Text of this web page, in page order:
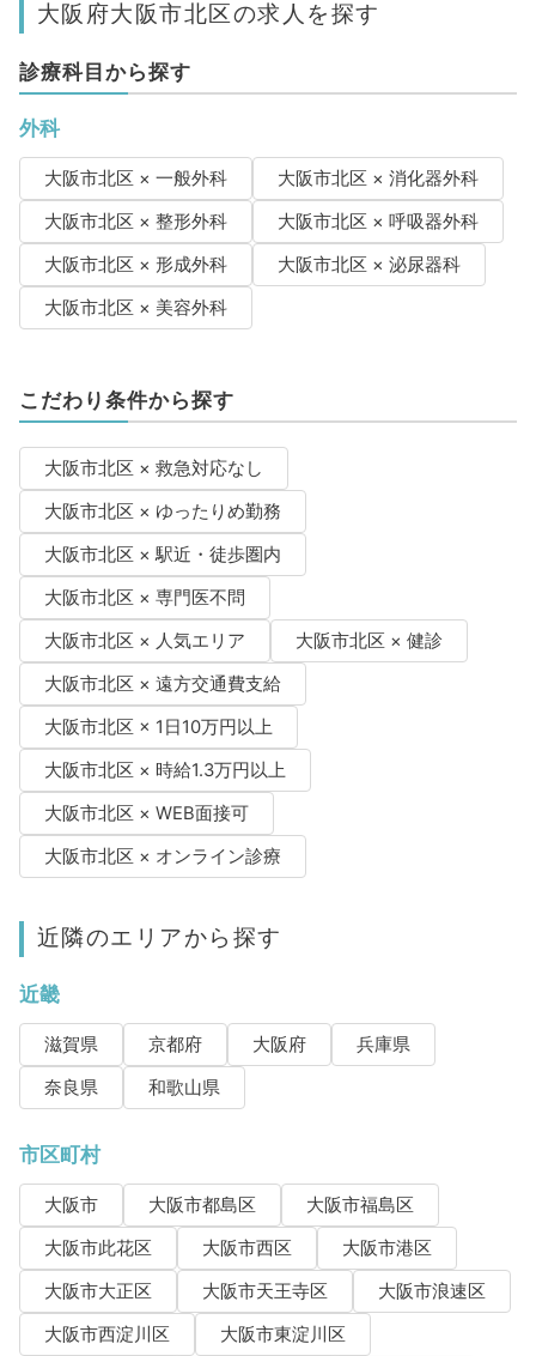
大阪府大阪市北区の求人を探す
診療科目から探す
外科
大阪市北区 × 一般外科
大阪市北区 × 消化器外科
大阪市北区 × 整形外科
大阪市北区 × 呼吸器外科
大阪市北区 × 形成外科
大阪市北区 × 泌尿器科
大阪市北区 × 美容外科
こだわり条件から探す
大阪市北区 × 救急対応なし
大阪市北区 × ゆったりめ勤務
大阪市北区 × 駅近・徒歩圏内
大阪市北区 × 専門医不問
大阪市北区 × 人気エリア
大阪市北区 × 健診
大阪市北区 × 遠方交通費支給
大阪市北区 × 1日10万円以上
大阪市北区 × 時給1.3万円以上
大阪市北区 × WEB面接可
大阪市北区 × オンライン診療
近隣のエリアから探す
近畿
滋賀県 京都府 大阪府
兵庫県
奈良県
和歌山県
市区町村
大阪市 大阪市都島区
大阪市福島区
大阪市此花区
大阪市西区
大阪市港区
大阪市大正区
大阪市天王寺区
大阪市浪速区
大阪市西淀川区
大阪市東淀川区